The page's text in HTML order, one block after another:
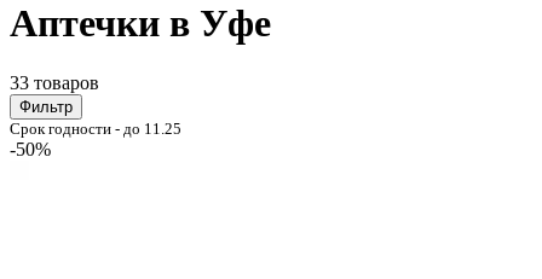
Аптечки в Уфе
33 товаров
Фильтр
Срок годности - до 11.25
-50%